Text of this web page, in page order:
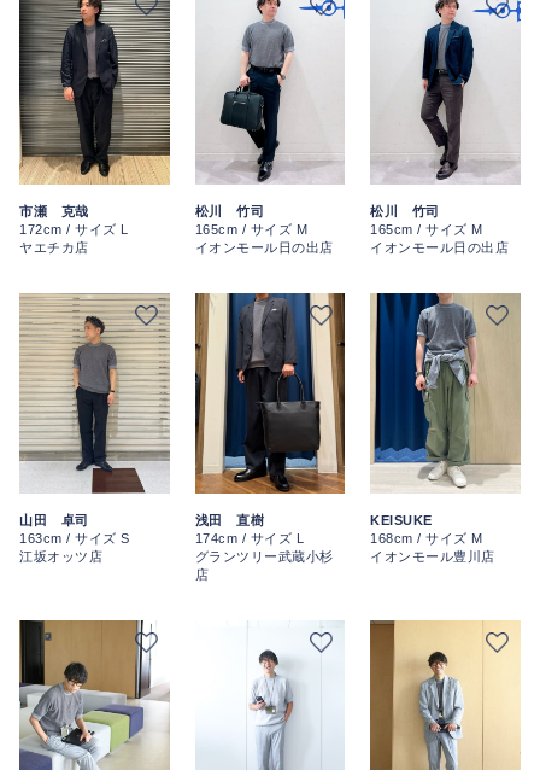
市瀬 克哉
172cm / サイズ L
ヤエチカ店
松川 竹司
165cm / サイズ M
イオンモール日の出店
松川 竹司
165cm / サイズ M
イオンモール日の出店
山田 卓司
163cm / サイズ S
江坂オッツ店
浅田 直樹
174cm / サイズ L
グランツリー武蔵小杉
店
KEISUKE
168cm / サイズ M
イオンモール豊川店